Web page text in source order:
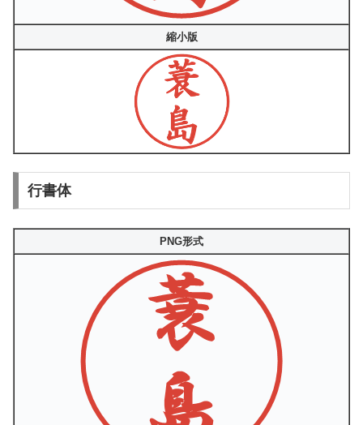
縮小版
行書体
PNG形式